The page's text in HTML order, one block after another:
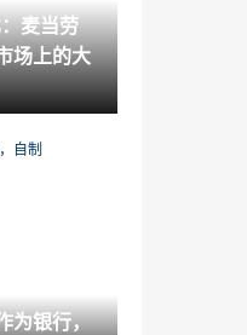
情况;询问奶
柿
灾难的SEBI
的
麦当劳
场上的大
为银行，